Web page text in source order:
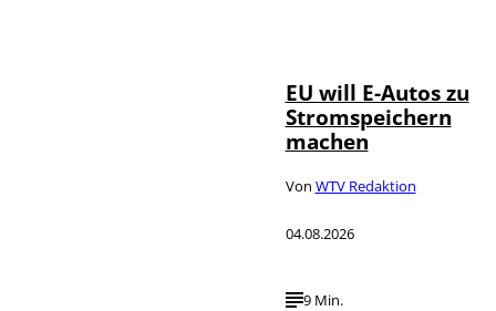
EU will E-Autos zu
Stromspeichern
machen
Von WTV Redaktion
04.08.2026
9 Min.